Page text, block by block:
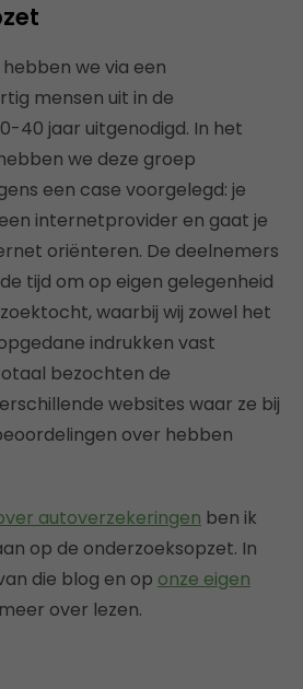
we via een
mensen uit in de
40 jaar uitgenodigd. In het
we deze groep
een case voorgelegd: je
internetprovider en gaat je
oriënteren. De deelnemers
tijd om op eigen gelegenheid
waarbij wij zowel het
indrukken vast
bezochten de
websites waar ze bij
over hebben
autoverzekeringen ben ik
op de onderzoeksopzet. In
die blog en op onze eigen
over lezen.